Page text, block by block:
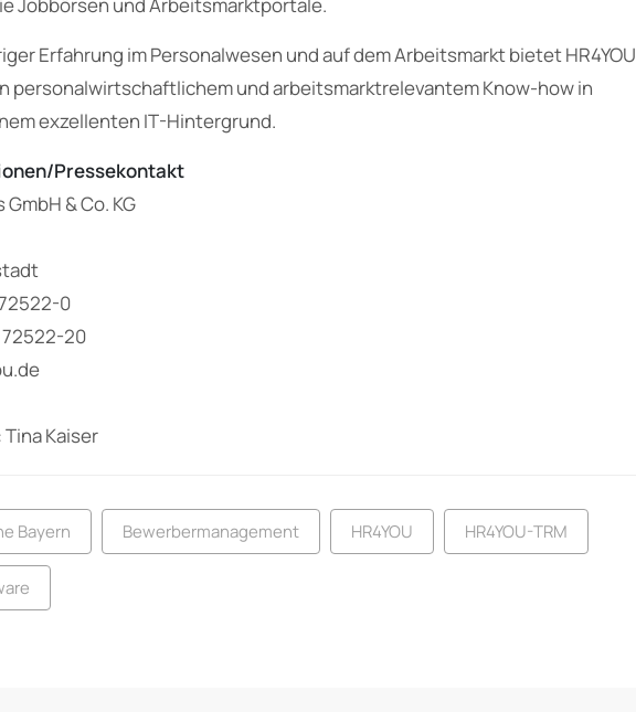
Erfahrung im Personalwesen und auf dem Arbeitsmarkt bietet HR4YOU
personalwirtschaftlichem und arbeitsmarktrelevantem Know-how in
exzellenten IT-Hintergrund.
Pressekontakt
& Co. KG
0
72522-20
Kaiser
Bayern Bewerbermanagement HR4YOU HR4YOU-TRM